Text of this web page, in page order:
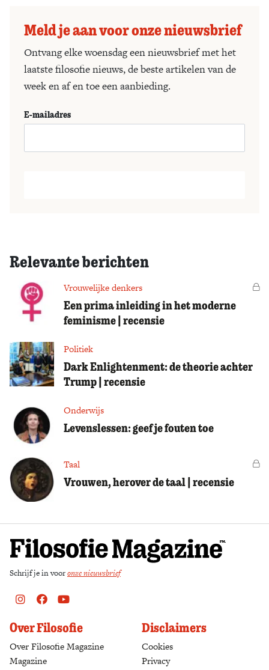
Meld je aan voor onze nieuwsbrief
Ontvang elke woensdag een nieuwsbrief met het
laatste filosofie nieuws, de beste artikelen van de
week en af en toe een aanbieding.
E-mailadres
Relevante berichten
Vrouwelijke denkers
Een prima inleiding in het moderne
feminisme | recensie
Politiek
Dark Enlightenment: de theorie achter
Trump | recensie
Onderwijs
Levenslessen: geef je fouten toe
Taal
Vrouwen, herover de taal | recensie
Schrijf je in vooronze nieuwsbrief
Instagram
FacebookYoutube
Over Filosofie
Over Filosofie Magazine
Magazine
Disclaimers
Cookies
Privacy